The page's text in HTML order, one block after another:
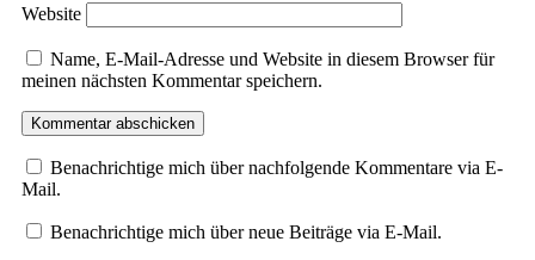
Website
Name, E-Mail-Adresse und Website in diesem Browser für
meinen nächsten Kommentar speichern.
Benachrichtige mich über nachfolgende Kommentare via E-
Mail.
Benachrichtige mich über neue Beiträge via E-Mail.